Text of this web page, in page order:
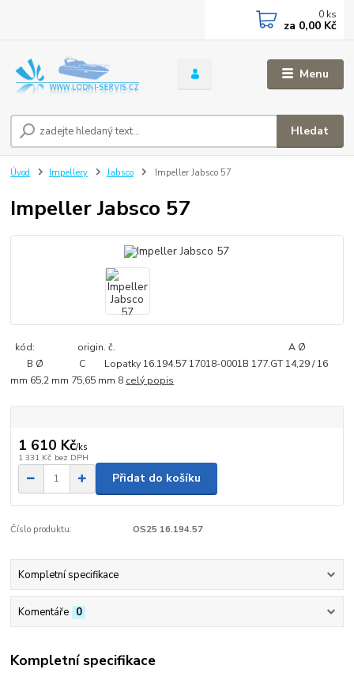
Menu
Hledat
0 ks
za 0,00 Kč
Úvod Impellery Jabsco Impeller Jabsco 57
Impeller Jabsco 57
kód: origin. č. A Ø
B Ø C Lopatky 16.194.57 17018-0001B 177.GT 14,29 / 16
mm 65,2 mm 75,65 mm 8 celý popis
1 610 Kč/ks
1 331 Kč bez DPH
Přidat do košíku
Číslo produktu: OS25 16.194.57
Kompletní specifikace
Komentáře 0
Kompletní specifikace